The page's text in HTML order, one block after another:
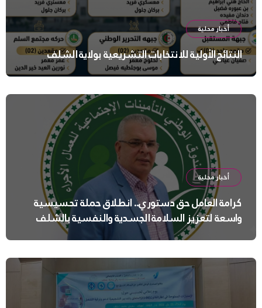
أخبار محلية
النتائج الأولية للانتخابات التشريعية بولاية الشلف
أخبار محلية
كرامة العامل حق دستوري.. انطلاق حملة تحسيسية
واسعة لتعزيز السلامة الجسدية والنفسية بالشلف